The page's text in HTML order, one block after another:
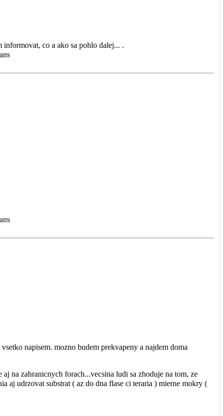
informovat, co a ako sa pohlo dalej... .
napisem. mozno budem prekvapeny a najdem doma
na zahranicnych forach...vecsina ludi sa zhoduje na tom, ze
aj udrzovat substrat ( az do dna flase ci teraria ) mierne mokry (